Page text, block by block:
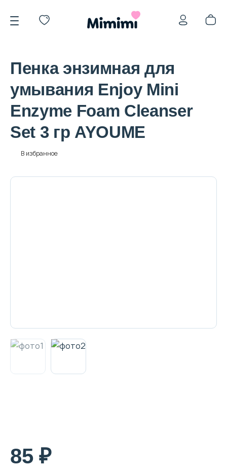
*OVERSTOCK -30%
Уход за лицом
Наборы
Аксессуары
Пенка энзимная для
умывания Enjoy Mini
Enzyme Foam Cleanser
Set 3 гр AYOUME
В избранное
85 ₽